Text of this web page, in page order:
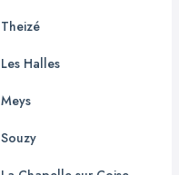
Theizé
Les Halles
Meys
Souzy